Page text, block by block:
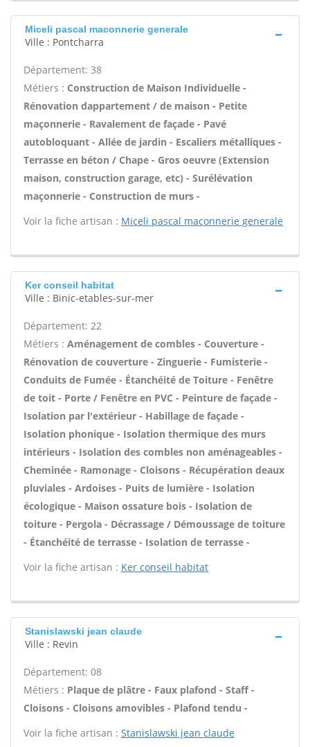
Miceli pascal maconnerie generale
Ville : Pontcharra
Département: 38
Métiers : Construction de Maison Individuelle -
Rénovation dappartement / de maison - Petite
maçonnerie - Ravalement de façade - Pavé
autobloquant - Allée de jardin - Escaliers métalliques -
Terrasse en béton / Chape - Gros oeuvre (Extension
maison, construction garage, etc) - Surélévation
maçonnerie - Construction de murs -
Voir la fiche artisan : Miceli pascal maconnerie generale
Ker conseil habitat
Ville : Binic-etables-sur-mer
Département: 22
Métiers : Aménagement de combles - Couverture -
Rénovation de couverture - Zinguerie - Fumisterie -
Conduits de Fumée - Étanchéité de Toiture - Fenêtre
de toit - Porte / Fenêtre en PVC - Peinture de façade -
Isolation par l'extérieur - Habillage de façade -
Isolation phonique - Isolation thermique des murs
intérieurs - Isolation des combles non aménageables -
Cheminée - Ramonage - Cloisons - Récupération deaux
pluviales - Ardoises - Puits de lumière - Isolation
écologique - Maison ossature bois - Isolation de
toiture - Pergola - Décrassage / Démoussage de toiture
- Étanchéité de terrasse - Isolation de terrasse -
Voir la fiche artisan : Ker conseil habitat
Stanislawski jean claude
Ville : Revin
Département: 08
Métiers : Plaque de plâtre - Faux plafond - Staff -
Cloisons - Cloisons amovibles - Plafond tendu -
Voir la fiche artisan : Stanislawski jean claude